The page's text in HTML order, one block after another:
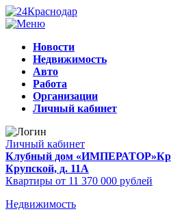
Новости
Недвижимость
Авто
Работа
Организации
Личный кабинет
Личный кабинет
Клубный дом «ИМПЕРАТОР»
Крупской, д. 11А
Квартиры от 11 370 000 рублей
Недвижимость